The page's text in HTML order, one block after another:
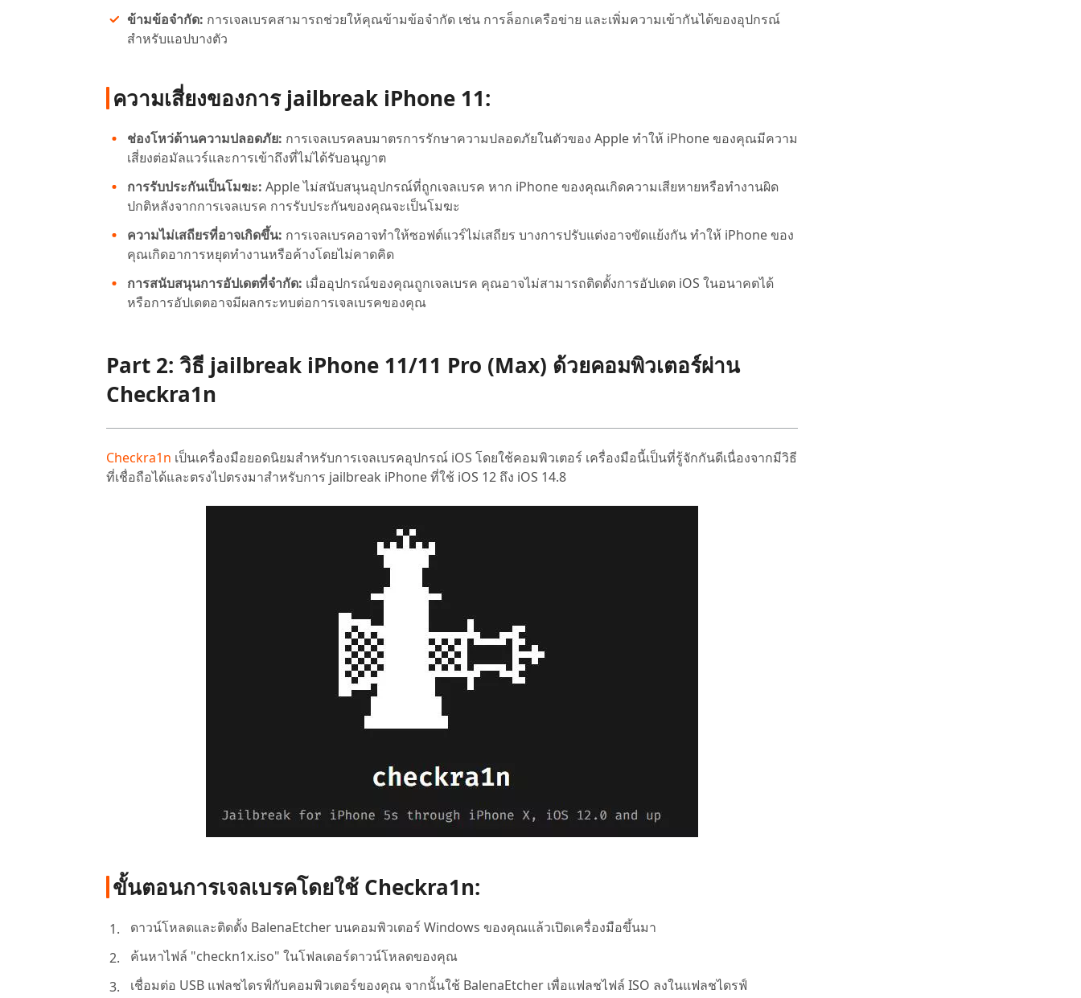
ข้ามข้อจำกัด: การเจลเบรคสามารถช่วยให้คุณข้ามข้อจำกัด เช่น การล็อกเครือข่าย และเพิ่มความเข้ากันได้ของอุปกรณ์
สำหรับแอปบางตัว
ความเสี่ยงของการ jailbreak iPhone 11:
ช่องโหว่ด้านความปลอดภัย: การเจลเบรคลบมาตรการรักษาความปลอดภัยในตัวของ Apple ทำให้ iPhone ของคุณมีความ
เสี่ยงต่อมัลแวร์และการเข้าถึงที่ไม่ได้รับอนุญาต
การรับประกันเป็นโมฆะ: Apple ไม่สนับสนุนอุปกรณ์ที่ถูกเจลเบรค หาก iPhone ของคุณเกิดความเสียหายหรือทำงานผิด
ปกติหลังจากการเจลเบรค การรับประกันของคุณจะเป็นโมฆะ
ความไม่เสถียรที่อาจเกิดขึ้น: การเจลเบรคอาจทำให้ซอฟต์แวร์ไม่เสถียร บางการปรับแต่งอาจขัดแย้งกัน ทำให้ iPhone ของ
คุณเกิดอาการหยุดทำงานหรือค้างโดยไม่คาดคิด
การสนับสนุนการอัปเดตที่จำกัด: เมื่ออุปกรณ์ของคุณถูกเจลเบรค คุณอาจไม่สามารถติดตั้งการอัปเดต iOS ในอนาคตได้
หรือการอัปเดตอาจมีผลกระทบต่อการเจลเบรคของคุณ
Part 2: วิธี jailbreak iPhone 11/11 Pro (Max) ด้วยคอมพิวเตอร์ผ่าน
Checkra1n
Checkra1n เป็นเครื่องมือยอดนิยมสำหรับการเจลเบรคอุปกรณ์ iOS โดยใช้คอมพิวเตอร์ เครื่องมือนี้เป็นที่รู้จักกันดีเนื่องจากมีวิธี
ที่เชื่อถือได้และตรงไปตรงมาสำหรับการ jailbreak iPhone ที่ใช้ iOS 12 ถึง iOS 14.8
ขั้นตอนการเจลเบรคโดยใช้ Checkra1n:
ดาวน์โหลดและติดตั้ง BalenaEtcher บนคอมพิวเตอร์ Windows ของคุณแล้วเปิดเครื่องมือขึ้นมา
ค้นหาไฟล์ "checkn1x.iso" ในโฟลเดอร์ดาวน์โหลดของคุณ
เชื่อมต่อ USB แฟลชไดรฟ์กับคอมพิวเตอร์ของคุณ จากนั้นใช้ BalenaEtcher เพื่อแฟลชไฟล์ ISO ลงในแฟลชไดรฟ์